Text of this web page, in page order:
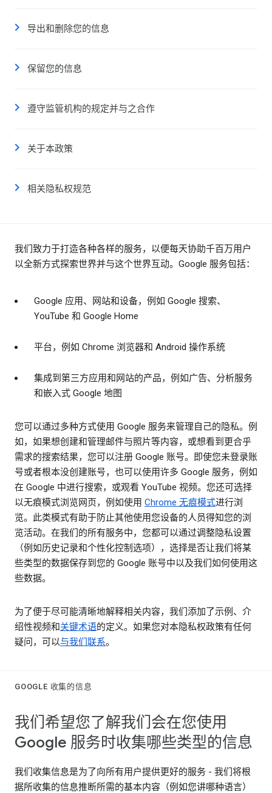
导出和删除您的信息
保留您的信息
遵守监管机构的规定并与之合作
关于本政策
相关隐私权规范
我们致力于打造各种各样的服务，以便每天协助千百万用户
以全新方式探索世界并与这个世界互动。Google 服务包括：
Google 应用、网站和设备，例如 Google 搜索、
YouTube 和 Google Home
平台，例如 Chrome 浏览器和 Android 操作系统
集成到第三方应用和网站的产品，例如广告、分析服务
和嵌入式 Google 地图
您可以通过多种方式使用 Google 服务来管理自己的隐私。例
如，如果想创建和管理邮件与照片等内容，或想看到更合乎
需求的搜索结果，您可以注册 Google 账号。即使您未登录账
号或者根本没创建账号，也可以使用许多 Google 服务，例如
在 Google 中进行搜索，或观看 YouTube 视频。您还可选择
以无痕模式浏览网页，例如使用 Chrome 无痕模式进行浏
览。此类模式有助于防止其他使用您设备的人员得知您的浏
览活动。在我们的所有服务中，您都可以通过调整隐私设置
（例如历史记录和个性化控制选项），选择是否让我们将某
些类型的数据保存到您的 Google 账号中以及我们如何使用这
些数据。
为了便于尽可能清晰地解释相关内容，我们添加了示例、介
绍性视频和关键术语的定义。如果您对本隐私权政策有任何
疑问，可以与我们联系。
GOOGLE 收集的信息
我们希望您了解我们会在您使用
Google 服务时收集哪些类型的信息
我们收集信息是为了向所有用户提供更好的服务 - 我们将根
据所收集的信息推断所需的基本内容（例如您讲哪种语言）